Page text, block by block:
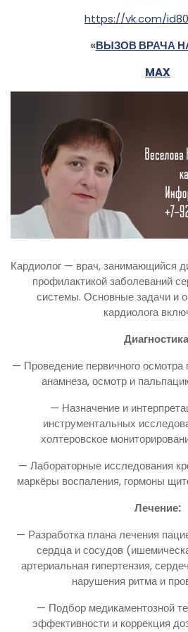
https://vk.com/
«ВЫЗОВ ВРАЧА
MAX
Кардиолог — врач, занимающийся
профилактикой заболеваний
системы. Основные задачи и
кардиолога
— Проведение первичного осмотра
анамнеза, осмотр и
— Назначение и
инструментальных
холтеровское
— Лабораторные исследования
маркёры воспаления, гормоны
Лечение:
— Разработка плана лечения
сердца и сосудов
артериальная гипертензия,
нарушения ритма и
— Подбор медикаментозной
эффективности и коррекция